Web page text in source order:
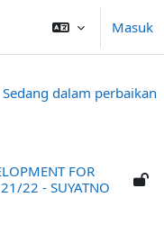
Masuk
Sedang dalam perbaikan
FOR
22 - SUYATNO